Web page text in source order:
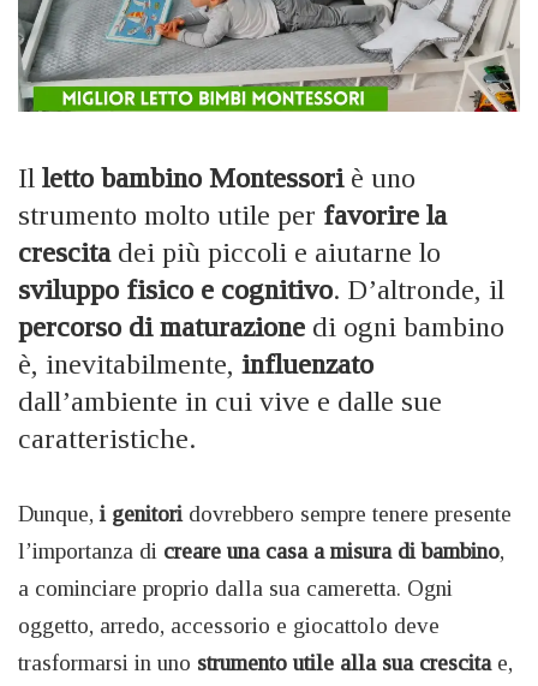
Il letto bambino Montessoriè uno
strumento molto utile per favorire la
crescitadei più piccoli e aiutarne lo
sviluppo fisico e cognitivo. D’altronde, il
percorso di maturazione di ogni bambino
è, inevitabilmente, influenzato
dall’ambiente in cui vive e dalle sue
caratteristiche.
Dunque, i genitori dovrebbero sempre tenere presente
l’importanza di creare una casa a misura di bambino,
a cominciare proprio dalla sua cameretta. Ogni
oggetto, arredo, accessorio e giocattolo deve
trasformarsi in uno strumento utile alla sua crescita e,